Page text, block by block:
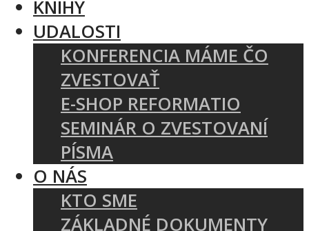
KNIHY
UDALOSTI
KONFERENCIA MÁME ČO
ZVESTOVAŤ
E-SHOP REFORMATIO
SEMINÁR O ZVESTOVANÍ
PÍSMA
O NÁS
KTO SME
ZÁKLADNÉ DOKUMENTY